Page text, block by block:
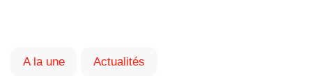
A la une Actualités